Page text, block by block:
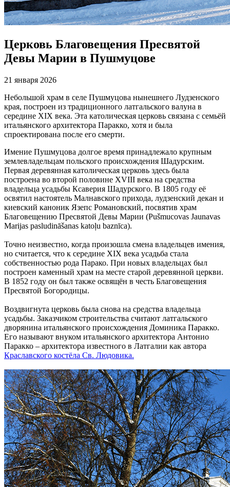
Церковь Благовещения Пресвятой
Девы Марии в Пушмуцове
21 января 2026
Небольшой храм в селе Пушмуцова нынешнего Лудзенского
края, построен из традиционного латгальского валуна в
середине XIX века. Эта католическая церковь связана с семьёй
итальянского архитектора Паракко, хотя и была
спроектирована после его смерти.
Имение Пушмуцова долгое время принадлежало крупным
землевладельцам польского происхождения Шадурским.
Первая деревянная католическая церковь здесь была
построена во второй половине XVIII века на средства
владельца усадьбы Ксаверия Шадурского. В 1805 году её
освятил настоятель Малнавского прихода, лудзенский декан и
киевский каноник Язепс Романовский, посвятив храм
Благовещению Пресвятой Девы Марии (Pušmucovas Jaunavas
Marijas pasludināšanas katoļu baznīca).
Точно неизвестно, когда произошла смена владельцев имения,
но считается, что к середине XIX века усадьба стала
собственностью рода Парако. При новых владельцах был
построен каменный храм на месте старой деревянной церкви.
В 1852 году он был также освящён в честь Благовещения
Пресвятой Богородицы.
Воздвигнута церковь была снова на средства владельца
усадьбы. Заказчиком строительства считают латгальского
дворянина итальянского происхождения Доминика Паракко.
Его называют внуком итальянского архитектора Антонио
Паракко – архитектора известного в Латгалии как автора
Краславского костёла Св. Людовика.